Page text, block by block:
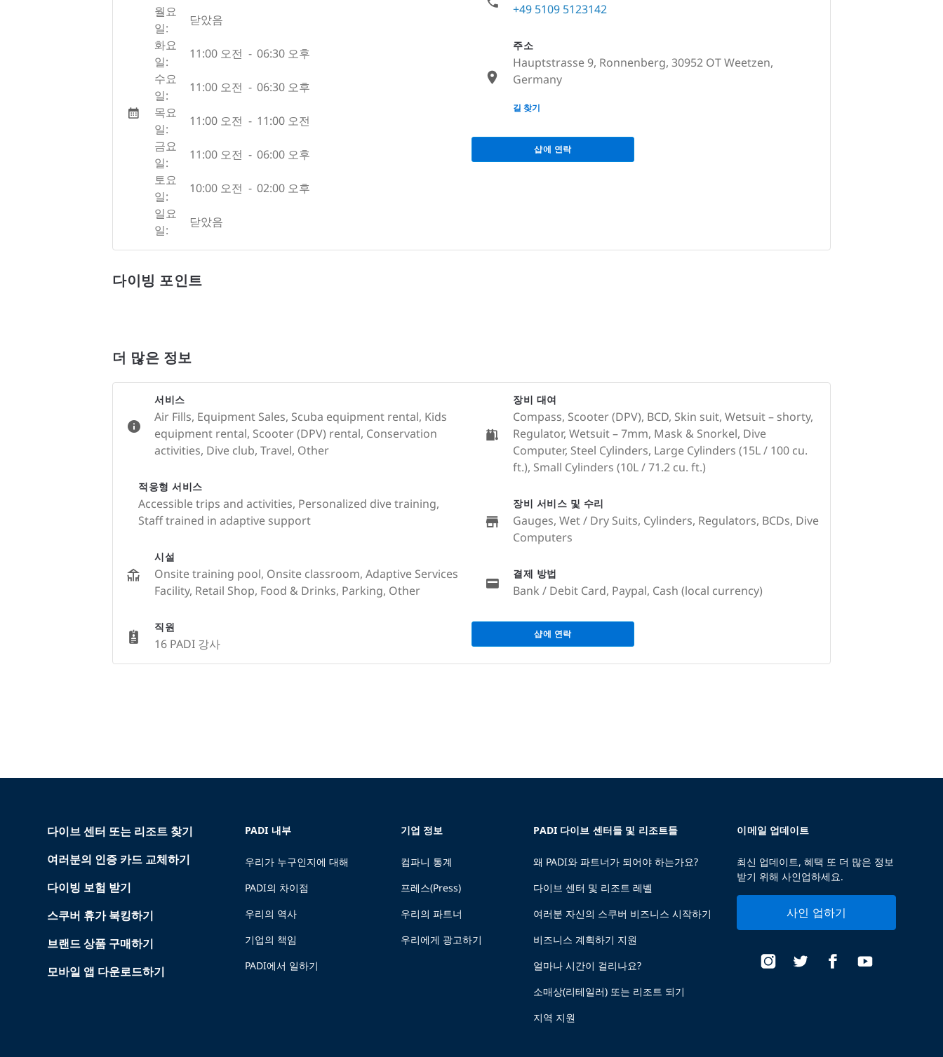
월요
일:
닫았음
화요
일:
11:00 오전 - 06:30 오후
수요
일:
11:00 오전 - 06:30 오후
목요
일:
11:00 오전 - 11:00 오전
금요
일:
11:00 오전 - 06:00 오후
토요
일:
10:00 오전 - 02:00 오후
일요
일:
닫았음
+49 5109 5123142
주소
Hauptstrasse 9, Ronnenberg, 30952 OT Weetzen,
Germany
None
길 찾기
샵에 연락
다이빙 포인트
더 많은 정보
서비스
Air Fills, Equipment Sales, Scuba equipment rental, Kids
equipment rental, Scooter (DPV) rental, Conservation
activities, Dive club, Travel, Other
적응형 서비스
Accessible trips and activities, Personalized dive training,
Staff trained in adaptive support
시설
Onsite training pool, Onsite classroom, Adaptive Services
Facility, Retail Shop, Food & Drinks, Parking, Other
직원
16 PADI 강사
장비 대여
Compass, Scooter (DPV), BCD, Skin suit, Wetsuit – shorty,
Regulator, Wetsuit – 7mm, Mask & Snorkel, Dive
Computer, Steel Cylinders, Large Cylinders (15L / 100 cu.
ft.), Small Cylinders (10L / 71.2 cu. ft.)
장비 서비스 및 수리
Gauges, Wet / Dry Suits, Cylinders, Regulators, BCDs, Dive
Computers
결제 방법
Bank / Debit Card, Paypal, Cash (local currency)
샵에 연락
다이브 센터 또는 리조트 찾기
여러분의 인증 카드 교체하기
다이빙 보험 받기
스쿠버 휴가 북킹하기
브랜드 상품 구매하기
모바일 앱 다운로드하기
PADI 내부
우리가 누구인지에 대해
PADI의 차이점
우리의 역사
기업의 책임
PADI에서 일하기
기업 정보
컴파니 통계
프레스(Press)
우리의 파트너
우리에게 광고하기
PADI 다이브 센터들 및 리조트들
왜 PADI와 파트너가 되어야 하는가요?
다이브 센터 및 리조트 레벨
여러분 자신의 스쿠버 비즈니스 시작하기
비즈니스 계획하기 지원
얼마나 시간이 걸리나요?
소매상(리테일러) 또는 리조트 되기
지역 지원
이메일 업데이트
최신 업데이트, 혜택 또 더 많은 정보
받기 위해 사인업하세요.
사인 업하기